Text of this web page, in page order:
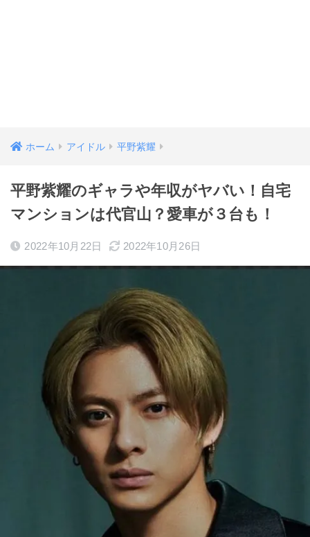
ホーム アイドル 平野紫耀
平野紫耀のギャラや年収がヤバい！自宅
マンションは代官山？愛車が３台も！
2022年10月22日 2022年10月26日